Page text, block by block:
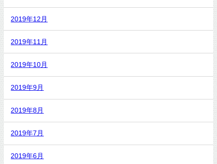
2019年12月
2019年11月
2019年10月
2019年9月
2019年8月
2019年7月
2019年6月